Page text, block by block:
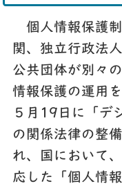
個人情報保護
関、独立行政法
公共団体が別々
情報保護の運用
５月19日に「デ
の関係法律の整
れ、国において
応した「個人情